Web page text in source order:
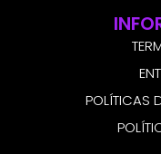
POLÍTICAS